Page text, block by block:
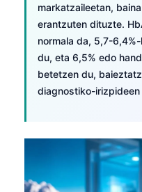
markatzaileetan,
erantzuten dituzte.
normala da, 5,7-
du, eta 6,5% edo
betetzen du,
diagnostiko-irizpideen